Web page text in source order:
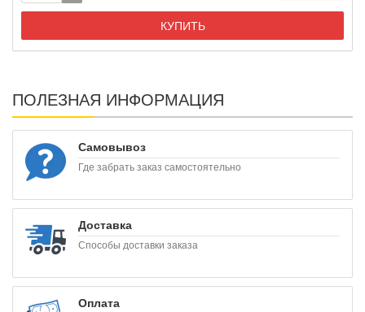
КУПИТЬ
ПОЛЕЗНАЯ ИНФОРМАЦИЯ
Самовывоз
Где забрать заказ самостоятельно
Доставка
Способы доставки заказа
Оплата